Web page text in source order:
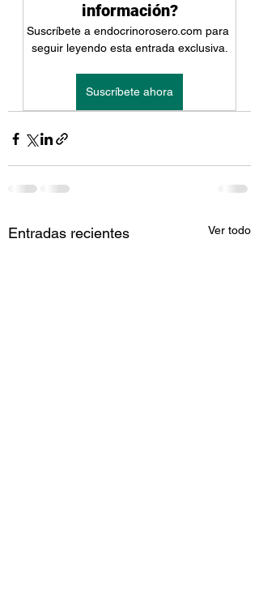
información?
Suscríbete a endocrinorosero.com para
seguir leyendo esta entrada exclusiva.
Suscríbete ahora
Entradas recientes Ver todo